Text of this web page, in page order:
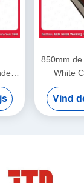
850mm
White
Vind